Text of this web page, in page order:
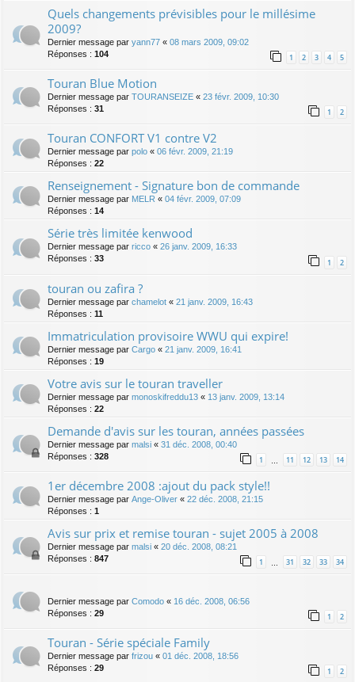
Quels changements prévisibles pour le millésime
2009?
Dernier message par yann77 « 08 mars 2009, 09:02
Réponses : 104 1 2 3 4 5
Touran Blue Motion
Dernier message par TOURANSEIZE « 23 févr. 2009, 10:30
Réponses : 31 1 2
Touran CONFORT V1 contre V2
Dernier message par polo « 06 févr. 2009, 21:19
Réponses : 22
Renseignement - Signature bon de commande
Dernier message par MELR « 04 févr. 2009, 07:09
Réponses : 14
Série très limitée kenwood
Dernier message par ricco « 26 janv. 2009, 16:33
Réponses : 33 1 2
touran ou zafira ?
Dernier message par chamelot « 21 janv. 2009, 16:43
Réponses : 11
Immatriculation provisoire WWU qui expire!
Dernier message par Cargo « 21 janv. 2009, 16:41
Réponses : 19
Votre avis sur le touran traveller
Dernier message par monoskifreddu13 « 13 janv. 2009, 13:14
Réponses : 22
Demande d'avis sur les touran, années passées
Dernier message par malsi « 31 déc. 2008, 00:40
Réponses : 328 1 11 12 13 14
1er décembre 2008 :ajout du pack style!!
Dernier message par Ange-Oliver « 22 déc. 2008, 21:15
Réponses : 1
Avis sur prix et remise touran - sujet 2005 à 2008
Dernier message par malsi « 20 déc. 2008, 08:21
Réponses : 847 1 31 32 33 34
Dernier message par Comodo « 16 déc. 2008, 06:56
Réponses : 29 1 2
Touran - Série spéciale Family
Dernier message par frizou « 01 déc. 2008, 18:56
Réponses : 29 1 2